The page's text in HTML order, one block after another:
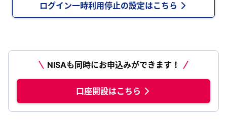
ログイン一時利用停止の設定はこちら
NISAも同時にお申込みができます！
口座開設はこちら